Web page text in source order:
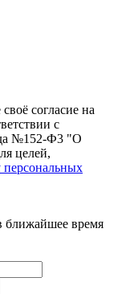
согласие на
с
№152-Ф3 "О
целей,
персональных
ближайшее время